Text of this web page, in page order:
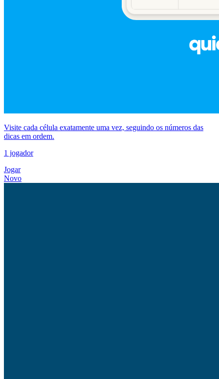
Visite cada célula exatamente uma vez, seguindo os números das
dicas em ordem.
1 jogador
Jogar
Novo